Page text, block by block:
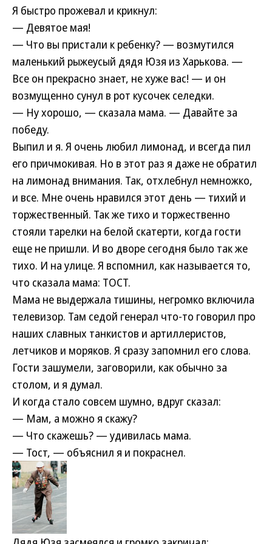
Я быстро прожевал и крикнул:
— Девятое мая!
— Что вы пристали к ребенку? — возмутился
маленький рыжеусый дядя Юзя из Харькова. —
Все он прекрасно знает, не хуже вас! — и он
возмущенно сунул в рот кусочек селедки.
— Ну хорошо, — сказала мама. — Давайте за
победу.
Выпил и я. Я очень любил лимонад, и всегда пил
его причмокивая. Но в этот раз я даже не обратил
на лимонад внимания. Так, отхлебнул немножко,
и все. Мне очень нравился этот день — тихий и
торжественный. Так же тихо и торжественно
стояли тарелки на белой скатерти, когда гости
еще не пришли. И во дворе сегодня было так же
тихо. И на улице. Я вспомнил, как называется то,
что сказала мама: ТОСТ.
Мама не выдержала тишины, негромко включила
телевизор. Там седой генерал что-то говорил про
наших славных танкистов и артиллеристов,
летчиков и моряков. Я сразу запомнил его слова.
Гости зашумели, заговорили, как обычно за
столом, и я думал.
И когда стало совсем шумно, вдруг сказал:
— Мам, а можно я скажу?
— Что скажешь? — удивилась мама.
— Тост, — объяснил я и покраснел.